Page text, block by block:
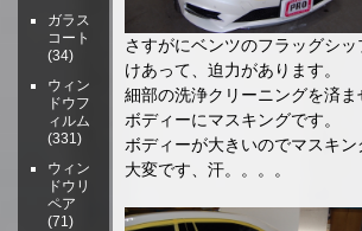
さすがにベンツのフラッグシッ
けあって、迫力があります。
細部の洗浄クリーニングを済ま
ボディーにマスキングです。
ボディーが大きいのでマスキン
大変です、汗。。。。
ガラス
コート
(34)
ウィン
ドウフ
ィルム
(331)
ウィン
ドウリ
ペア
(71)